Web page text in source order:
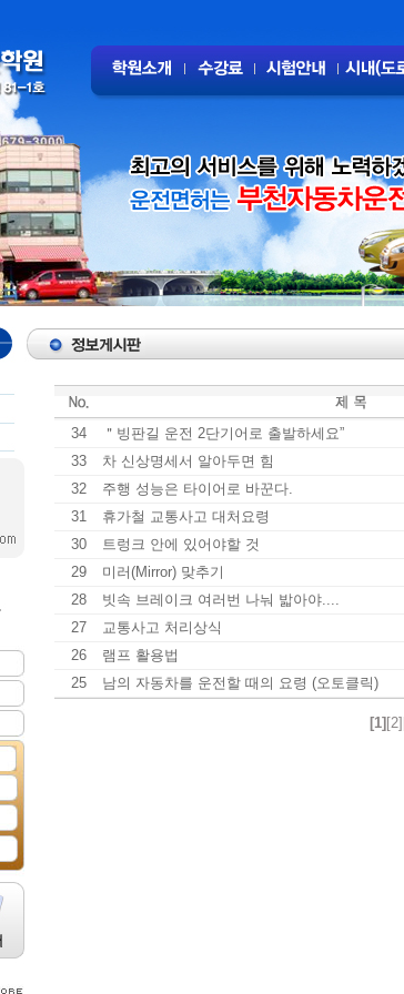
34 ＂빙판길 운전 2단기어로 출발하세요”
33
차 신상명세서 알아두면 힘
32
주행 성능은 타이어로 바꾼다.
31
휴가철 교통사고 대처요령
30
트렁크 안에 있어야할 것
29
미러(Mirror) 맞추기
28
빗속 브레이크 여러번 나눠 밟아야....
27
교통사고 처리상식
26
램프 활용법
25
남의 자동차를 운전할 때의 요령 (오토클릭)
[1] [2]